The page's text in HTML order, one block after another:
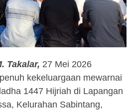
Takalar, 27 Mei 2026
kekeluargaan mewarnai
1447 Hijriah di Lapangan
Kelurahan Sabintang,